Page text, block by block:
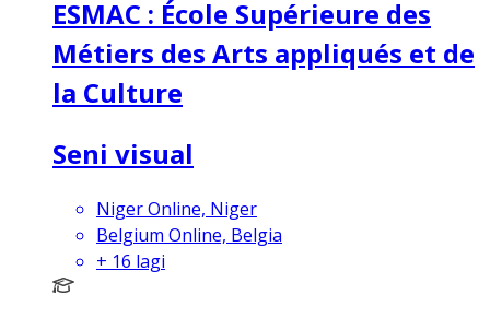
ESMAC : École Supérieure des
Métiers des Arts appliqués et de
la Culture
Seni visual
Niger Online, Niger
Belgium Online, Belgia
+ 16 lagi